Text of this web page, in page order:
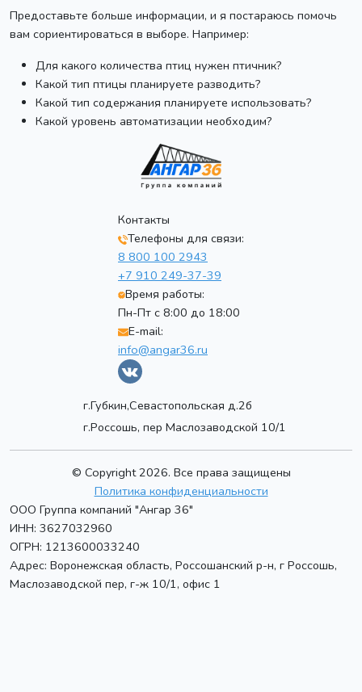
Предоставьте больше информации, и я постараюсь помочь
вам сориентироваться в выборе. Например:
Для какого количества птиц нужен птичник?
Какой тип птицы планируете разводить?
Какой тип содержания планируете использовать?
Какой уровень автоматизации необходим?
Контакты
Телефоны для связи:
8 800 100 2943
+7 910 249-37-39
Время работы:
Пн-Пт с 8:00 до 18:00
E-mail:
info@angar36.ru
г.Губкин,Севастопольская д.2б
г.Россошь, пер Маслозаводской 10/1
© Copyright 2026. Все права защищены
Политика конфиденциальности
ООО Группа компаний "Ангар 36"
ИНН: 3627032960
ОГРН: 1213600033240
Адрес: Воронежская область, Россошанский р-н, г Россошь,
Маслозаводской пер, г-ж 10/1, офис 1